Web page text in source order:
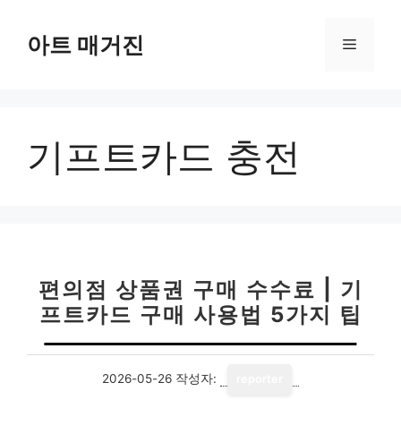
아트 매거진 메
기프트카드 충전
편의점 상품권 구매 수수료 | 기
프트카드 구매 사용법 5가지 팁
2026-05-26 작성자: